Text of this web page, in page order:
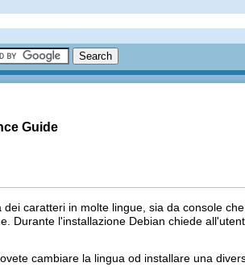
Guide
caratteri in molte lingue, sia da console
Durante l'installazione Debian chiede
cambiare la lingua od installare una